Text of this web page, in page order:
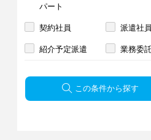
パート
契約社員 派遣社員
紹介予定派遣 業務委
この条件から探す